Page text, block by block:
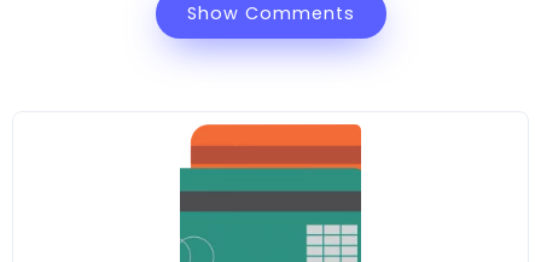
Show Comments